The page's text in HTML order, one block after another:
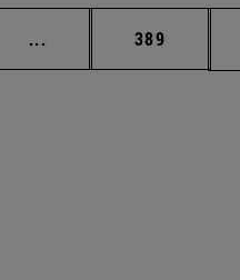
... Páginas intermedias
Página
389